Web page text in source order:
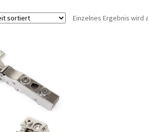
Einzelnes Ergebnis wird